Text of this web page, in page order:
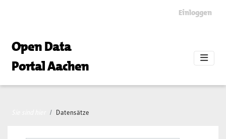
Einloggen
Open Data
Portal Aachen
Datensätze